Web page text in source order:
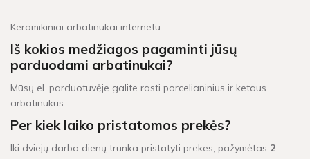
Keramikiniai arbatinukai internetu.
Iš kokios medžiagos pagaminti jūsų
parduodami arbatinukai?
Mūsų el. parduotuvėje galite rasti porcelianinius ir ketaus
arbatinukus.
Per kiek laiko pristatomos prekės?
Iki dviejų darbo dienų trunka pristatyti prekes, pažymėtas 2